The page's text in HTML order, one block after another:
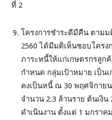
ที่ 2
โครงการชำระดีมีคืน ตาม
2560 ได้มีมติเห็นชอบโครง
ภาระหนี้ให้แก่เกษตรกรลูก
กำหนด กลุ่มเป้าหมาย เป็น
คงเป็นหนี้ ณ 30 พฤศจิกายน
จำนวน 2.3 ล้านราย ต้นเงิน
ดำเนินงาน ตั้งแต่ 1 มกราค